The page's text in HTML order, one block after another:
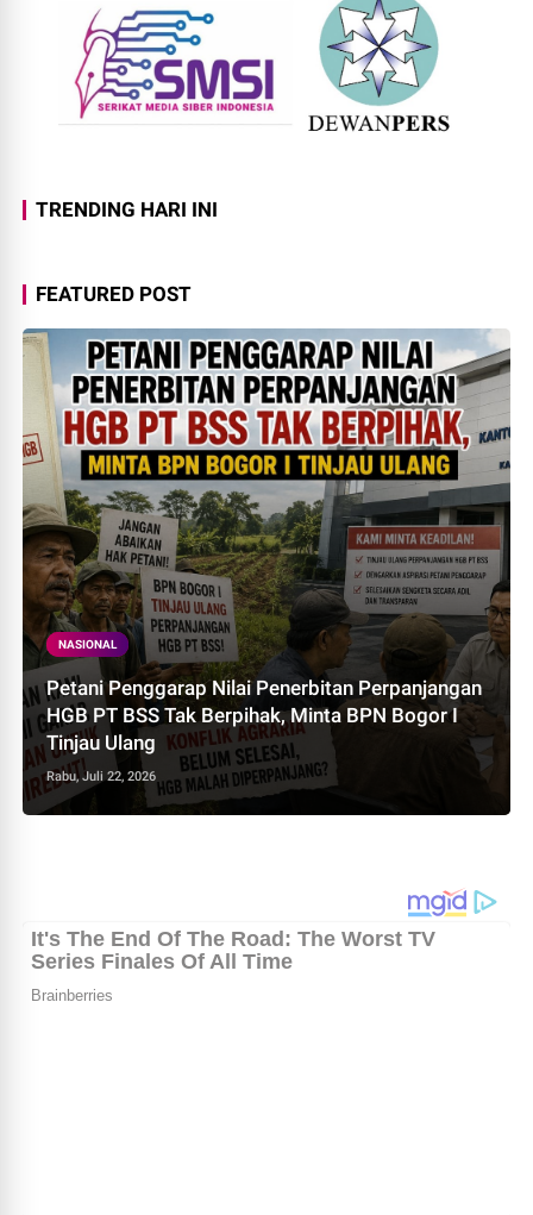
TRENDING HARI INI
FEATURED POST
NASIONAL
Petani Penggarap Nilai Penerbitan Perpanjangan
HGB PT BSS Tak Berpihak, Minta BPN Bogor I
Tinjau Ulang
Rabu, Juli 22, 2026